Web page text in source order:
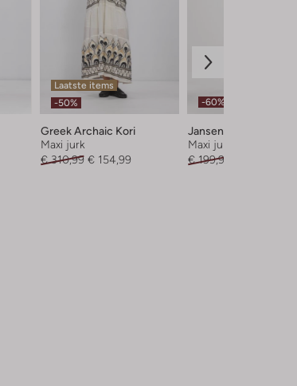
Laatste items
-50%
Greek Archaic Kori
Maxi jurk
€ 310,99 € 154,99
-60%
Jansen Amsterdam
Maxi jurk
€ 199,99